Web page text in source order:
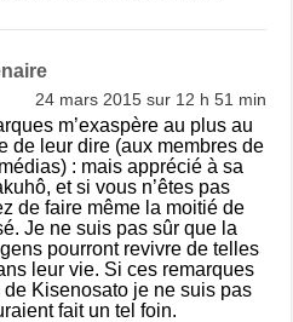
24 mars 2015 sur 12 h 51 min
m’exaspère au plus au
de leur dire (aux membres de
: mais apprécié à sa
et si vous n’êtes pas
de faire même la moitié de
Je ne suis pas sûr que la
pourront revivre de telles
leur vie. Si ces remarques
Kisenosato je ne suis pas
fait un tel foin.